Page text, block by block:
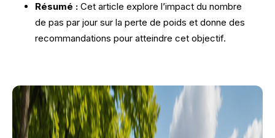
Résumé : Cet article explore l’impact du nombre
de pas par jour sur la perte de poids et donne des
recommandations pour atteindre cet objectif.